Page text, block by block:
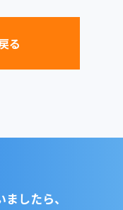
る
したら、